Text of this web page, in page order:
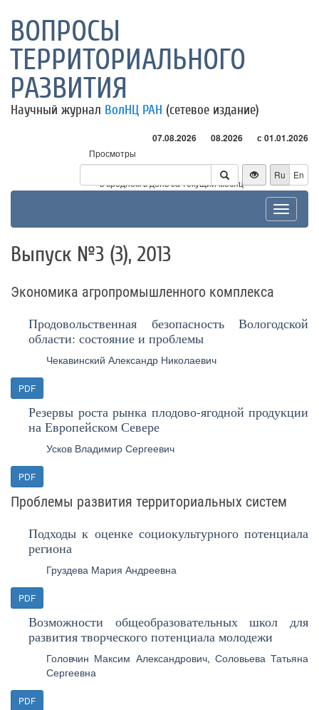
ВОПРОСЫ
ТЕРРИТОРИАЛЬНОГО
РАЗВИТИЯ
Научный журнал ВолНЦ РАН (сетевое издание)
07.08.2026 08.2026 с 01.01.2026
Просмотры
Посетители
* - в среднем в день за текущий месяц
Ru En
Toggle
Выпуск №3 (3), 2013
Экономика агропромышленного комплекса
Продовольственная безопасность Вологодской
области: состояние и проблемы
Чекавинский Александр Николаевич
PDF
Резервы роста рынка плодово-ягодной продукции
на Европейском Севере
Усков Владимир Сергеевич
PDF
Проблемы развития территориальных систем
Подходы к оценке социокультурного потенциала
региона
Груздева Мария Андреевна
PDF
Возможности общеобразовательных школ для
развития творческого потенциала молодежи
Головчин Максим Александрович, Соловьева Татьяна
Сергеевна
PDF